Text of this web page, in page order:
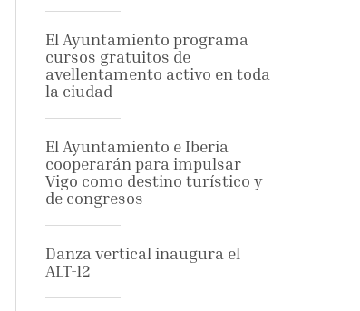
El Ayuntamiento programa
cursos gratuitos de
avellentamento activo en toda
la ciudad
El Ayuntamiento e Iberia
cooperarán para impulsar
Vigo como destino turístico y
de congresos
Danza vertical inaugura el
ALT-12